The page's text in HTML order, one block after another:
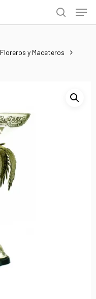
search
Menu
Floreros y Maceteros